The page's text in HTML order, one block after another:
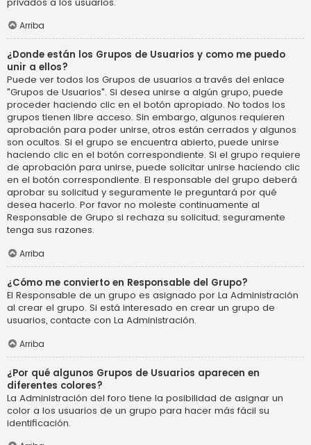
Arriba
¿Donde están los Grupos de Usuarios y como me puedo
unir a ellos?
Puede ver todos los Grupos de usuarios a través del enlace
"Grupos de Usuarios". Si desea unirse a algún grupo, puede
proceder haciendo clic en el botón apropiado. No todos los
grupos tienen libre acceso. Sin embargo, algunos requieren
aprobación para poder unirse, otros están cerrados y algunos
son ocultos. Si el grupo se encuentra abierto, puede unirse
haciendo clic en el botón correspondiente. Si el grupo requiere
de aprobación para unirse, puede solicitar unirse haciendo clic
en el botón correspondiente. El responsable del grupo deberá
aprobar su solicitud y seguramente le preguntará por qué
desea hacerlo. Por favor no moleste continuamente al
Responsable de Grupo si rechaza su solicitud; seguramente
tenga sus razones.
Arriba
¿Cómo me convierto en Responsable del Grupo?
El Responsable de un grupo es asignado por La Administración
al crear el grupo. Si está interesado en crear un grupo de
usuarios, contacte con La Administración.
Arriba
¿Por qué algunos Grupos de Usuarios aparecen en
diferentes colores?
La Administración del foro tiene la posibilidad de asignar un
color a los usuarios de un grupo para hacer más fácil su
identificación.